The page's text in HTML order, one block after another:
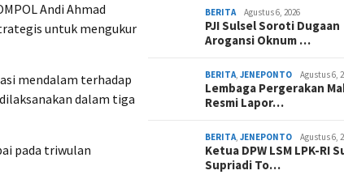
Andi Ahmad
untuk mengukur
mendalam terhadap
dalam tiga
pada triwulan
BERITA Agustus 6, 2026
PJI Sulsel Soroti Dugaan
Arogansi Oknum …
BERITA,JENEPONTO Agustus 6,
Lembaga Pergerakan
Resmi Lapor…
BERITA,JENEPONTO Agustus 6,
Ketua DPW LSM LPK-RI
Supriadi To…